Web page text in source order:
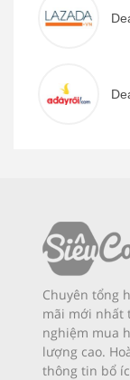
Chuyên tổng
mãi mới nhất
nghiệm mua
lượng cao.
thông tin bổ